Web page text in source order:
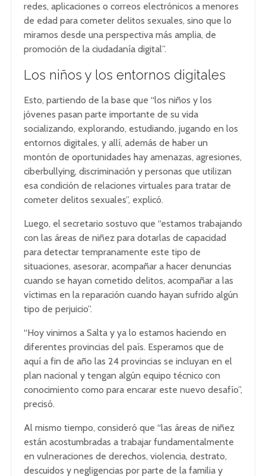
redes, aplicaciones o correos electrónicos a menores
de edad para cometer delitos sexuales, sino que lo
miramos desde una perspectiva más amplia, de
promoción de la ciudadanía digital”.
Los niños y los entornos digitales
Esto, partiendo de la base que “los niños y los
jóvenes pasan parte importante de su vida
socializando, explorando, estudiando, jugando en los
entornos digitales, y allí, además de haber un
montón de oportunidades hay amenazas, agresiones,
ciberbullying, discriminación y personas que utilizan
esa condición de relaciones virtuales para tratar de
cometer delitos sexuales”, explicó.
Luego, el secretario sostuvo que “estamos trabajando
con las áreas de niñez para dotarlas de capacidad
para detectar tempranamente este tipo de
situaciones, asesorar, acompañar a hacer denuncias
cuando se hayan cometido delitos, acompañar a las
víctimas en la reparación cuando hayan sufrido algún
tipo de perjuicio”.
“Hoy vinimos a Salta y ya lo estamos haciendo en
diferentes provincias del país. Esperamos que de
aquí a fin de año las 24 provincias se incluyan en el
plan nacional y tengan algún equipo técnico con
conocimiento como para encarar este nuevo desafío”,
precisó.
Al mismo tiempo, consideró que “las áreas de niñez
están acostumbradas a trabajar fundamentalmente
en vulneraciones de derechos, violencia, destrato,
descuidos y negligencias por parte de la familia y